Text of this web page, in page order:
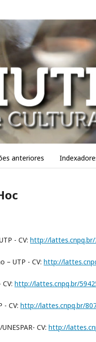
anteriores
- CV: http://lattes.cnpq.br/
– UTP - CV: http://
http://lattes.cnpq.br/
- CV: http://lattes.cnpq.br/
CV: http://